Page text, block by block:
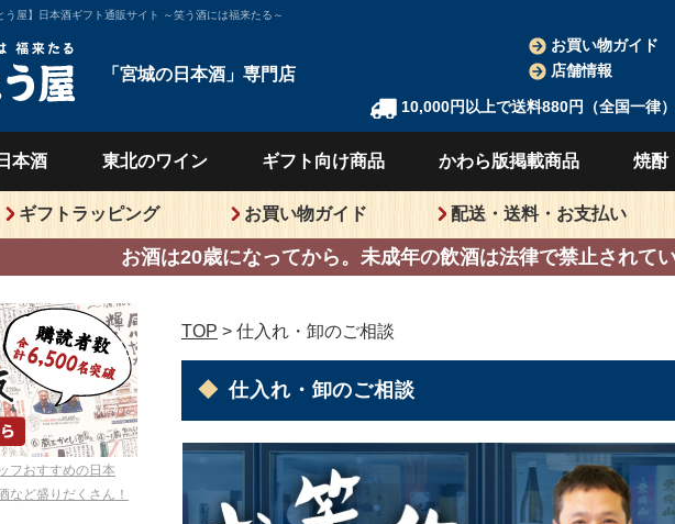
屋】日本酒ギフト通販サイト ～笑う酒には福来たる～
「宮城の日本酒」 専門店
お買い物ガイド
店舗情報
10,000円以上で送料880円（全国一律）
日本酒 東北のワイン ギフト向け商品 かわら版掲載商品 焼酎
ギフトラッピング お買い物ガイド 配送・送料・お支払い
お酒は20歳になってから。 未成年の飲酒は法律で禁止されて
TOP > 仕入れ・卸のご相談
仕入れ・卸のご相談
フおすすめの日本
など盛りだくさん！